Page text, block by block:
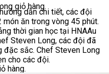
giỏ hàng.
hàng.
dẫn chi tiết, các đội
ăn trong vòng 45 phút.
thời gian học tại HNAAu
Steven Long, các đội đã
đặc sắc. Chef Steven Long
cho các đội.